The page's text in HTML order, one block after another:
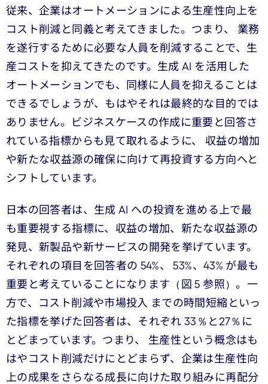
従来、企業はオートメーションによる生産性向上を
コスト削減と同義と考えてきました。つまり、 業務
を遂行するために必要な人員を削減することで、生
産コストを抑えてきたのです。生成 AI を活用した
オートメーションでも、同様に人員を抑えることは
できるでしょうが、もはやそれは最終的な目的では
ありません。ビジネスケースの作成に重要と回答さ
れている指標からも見て取れるように、 収益の増加
や新たな収益源の確保に向けて再投資する方向へと
シフトしています。
日本の回答者は、生成 AI への投資を進める上で最
も重要視する指標に、収益の増加、新たな収益源の
発見、新製品や新サービスの開発を挙げています。
それぞれの項目を回答者の 54%、 53%、43% が最も
重要と考えていることになります（図 5 参照）。一
方で、コスト削減や市場投入 までの時間短縮といっ
た指標を挙げた回答者は、それぞれ 33％と27％に
とどまっています。つまり、 生産性という概念はも
はやコスト削減だけにとどまらず、企業は生産性向
上の成果をさらなる成長に向けた取り組みに再配分